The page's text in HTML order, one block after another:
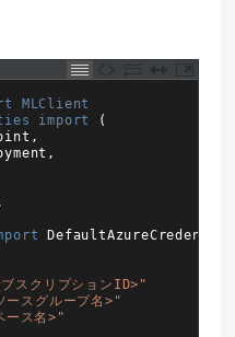
MLClient
import
(
,
,
DefaultAzureCredential
スクリプションID>"
ースグループ名>"
ース名>"